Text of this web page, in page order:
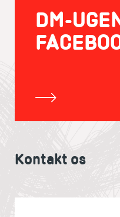
DM-
Kontakt os